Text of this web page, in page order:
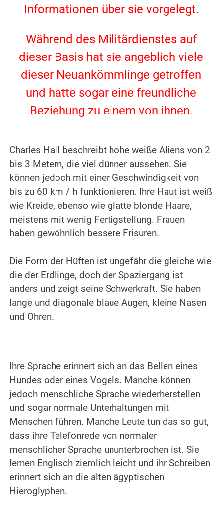
Informationen über sie vorgelegt.
Während des Militärdienstes auf
dieser Basis hat sie angeblich viele
dieser Neuankömmlinge getroffen
und hatte sogar eine freundliche
Beziehung zu einem von ihnen.
Charles Hall beschreibt hohe weiße Aliens von 2
bis 3 Metern, die viel dünner aussehen. Sie
können jedoch mit einer Geschwindigkeit von
bis zu 60 km / h funktionieren.
Ihre Haut ist weiß
wie Kreide, ebenso wie glatte blonde Haare,
meistens mit wenig Fertigstellung. Frauen
haben gewöhnlich bessere Frisuren.
Die Form der Hüften ist ungefähr die gleiche wie
die der Erdlinge, doch der Spaziergang ist
anders und zeigt seine Schwerkraft.Sie haben
lange und diagonale blaue Augen, kleine Nasen
und Ohren.
Ihre Sprache erinnert sich an das Bellen eines
Hundes oder eines Vogels. Manche können
jedoch menschliche Sprache wiederherstellen
und sogar normale Unterhaltungen mit
Menschen führen. Manche Leute tun das so gut,
dass ihre Telefonrede von normaler
menschlicher Sprache ununterbrochen ist. Sie
lernen Englisch ziemlich leicht und ihr Schreiben
erinnert sich an die alten ägyptischen
Hieroglyphen.